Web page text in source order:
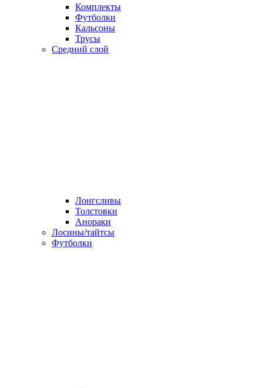
Комплекты
Футболки
Кальсоны
Трусы
Средний слой
Лонгсливы
Толстовки
Анораки
Лосины/тайтсы
Футболки